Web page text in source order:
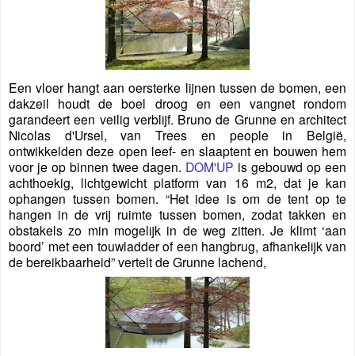
Een vloer hangt aan oersterke lijnen tussen de bomen, een
dakzeil houdt de boel droog en een vangnet rondom
garandeert een veilig verblijf. Bruno de Grunne en architect
Nicolas d'Ursel, van Trees en people in België,
ontwikkelden deze open leef- en slaaptent en bouwen hem
voor je op binnen twee dagen. DOM'UP is gebouwd op een
achthoekig, lichtgewicht platform van 16 m2, dat je kan
ophangen tussen bomen. “Het idee is om de tent op te
hangen in de vrij ruimte tussen bomen, zodat takken en
obstakels zo min mogelijk in de weg zitten. Je klimt ‘aan
boord’ met een touwladder of een hangbrug, afhankelijk van
de bereikbaarheid” vertelt de Grunne lachend,